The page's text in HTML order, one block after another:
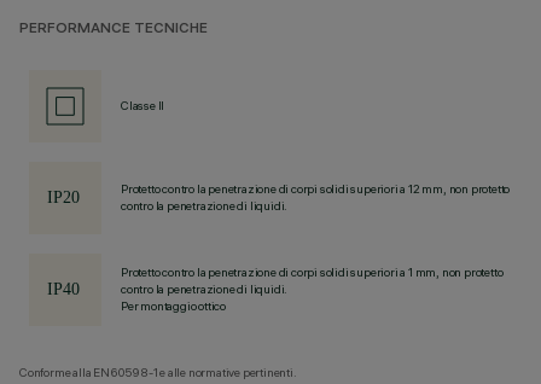
PERFORMANCE TECNICHE
Classe II
Protetto contro la penetrazione di corpi solidi superiori a 12 mm, non protetto
contro la penetrazione di liquidi.
Protetto contro la penetrazione di corpi solidi superiori a 1 mm, non protetto
contro la penetrazione di liquidi.
Per montaggio ottico
Conforme alla EN60598-1 e alle normative pertinenti.